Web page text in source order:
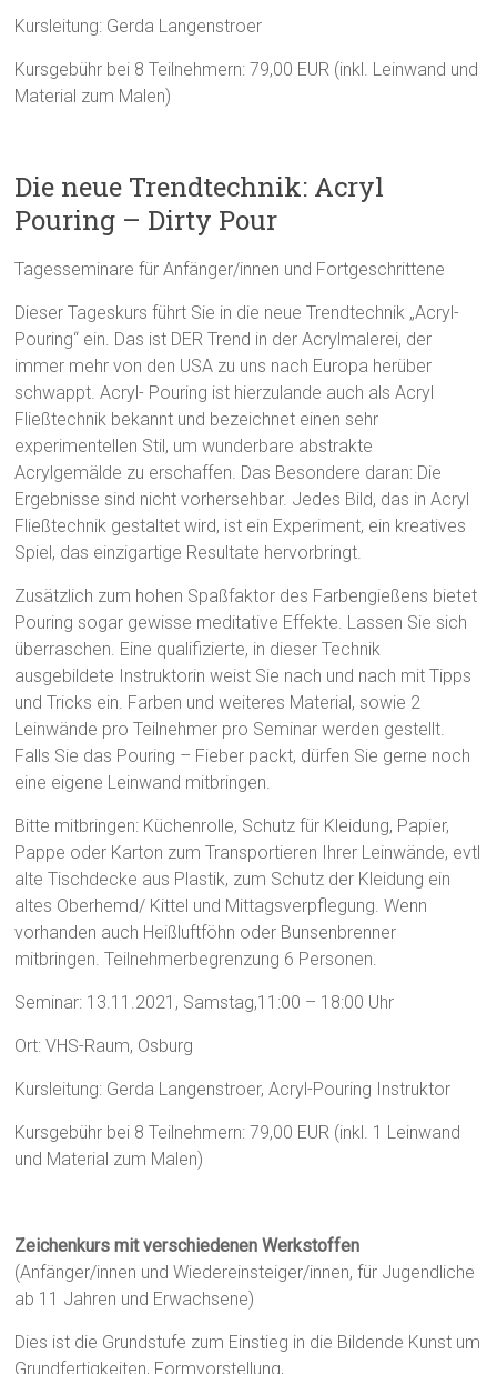
Kursleitung: Gerda Langenstroer
Kursgebühr bei 8 Teilnehmern: 79,00 EUR (inkl. Leinwand und
Material zum Malen)
Die neue Trendtechnik: Acryl
Pouring – Dirty Pour
Tagesseminare für Anfänger/innen und Fortgeschrittene
Dieser Tageskurs führt Sie in die neue Trendtechnik „Acryl-
Pouring“ ein. Das ist DER Trend in der Acrylmalerei, der
immer mehr von den USA zu uns nach Europa herüber
schwappt. Acryl- Pouring ist hierzulande auch als Acryl
Fließtechnik bekannt und bezeichnet einen sehr
experimentellen Stil, um wunderbare abstrakte
Acrylgemälde zu erschaffen. Das Besondere daran: Die
Ergebnisse sind nicht vorhersehbar. Jedes Bild, das in Acryl
Fließtechnik gestaltet wird, ist ein Experiment, ein kreatives
Spiel, das einzigartige Resultate hervorbringt.
Zusätzlich zum hohen Spaßfaktor des Farbengießens bietet
Pouring sogar gewisse meditative Effekte. Lassen Sie sich
überraschen. Eine qualifizierte, in dieser Technik
ausgebildete Instruktorin weist Sie nach und nach mit Tipps
und Tricks ein. Farben und weiteres Material, sowie 2
Leinwände pro Teilnehmer pro Seminar werden gestellt.
Falls Sie das Pouring – Fieber packt, dürfen Sie gerne noch
eine eigene Leinwand mitbringen.
Bitte mitbringen: Küchenrolle, Schutz für Kleidung, Papier,
Pappe oder Karton zum Transportieren Ihrer Leinwände, evtl
alte Tischdecke aus Plastik, zum Schutz der Kleidung ein
altes Oberhemd/ Kittel und Mittagsverpflegung. Wenn
vorhanden auch Heißluftföhn oder Bunsenbrenner
mitbringen. Teilnehmerbegrenzung 6 Personen.
Seminar: 13.11.2021, Samstag,11:00 – 18:00 Uhr
Ort: VHS-Raum, Osburg
Kursleitung: Gerda Langenstroer, Acryl-Pouring Instruktor
Kursgebühr bei 8 Teilnehmern: 79,00 EUR (inkl. 1 Leinwand
und Material zum Malen)
Zeichenkurs mit verschiedenen Werkstoffen
(Anfänger/innen und Wiedereinsteiger/innen, für Jugendliche
ab 11 Jahren und Erwachsene)
Dies ist die Grundstufe zum Einstieg in die Bildende Kunst um
Grundfertigkeiten, Formvorstellung,